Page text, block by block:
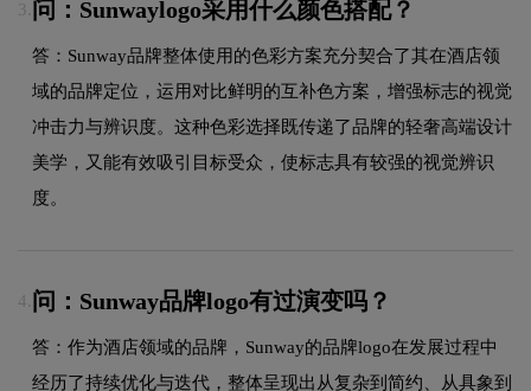
3. 问：Sunwaylogo采用什么颜色搭配？
答：Sunway品牌整体使用的色彩方案充分契合了其在酒店领
域的品牌定位，运用对比鲜明的互补色方案，增强标志的视觉
冲击力与辨识度。这种色彩选择既传递了品牌的轻奢高端设计
美学，又能有效吸引目标受众，使标志具有较强的视觉辨识
度。
4. 问：Sunway品牌logo有过演变吗？
答：作为酒店领域的品牌，Sunway的品牌logo在发展过程中
经历了持续优化与迭代，整体呈现出从复杂到简约、从具象到